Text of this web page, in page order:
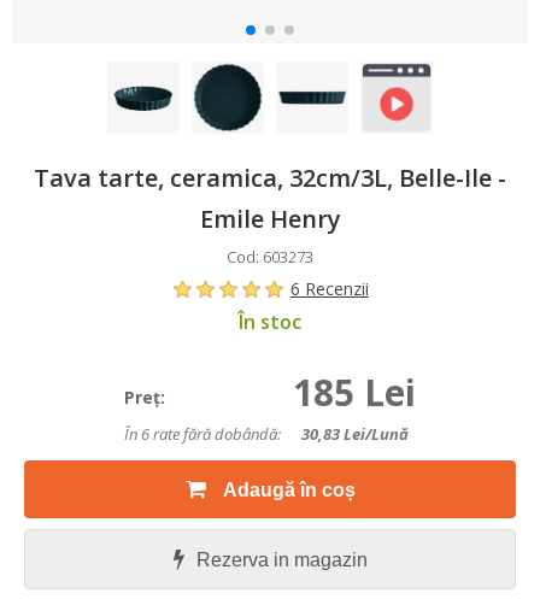
Tava tarte, ceramica, 32cm/3L, Belle-Ile -
Emile Henry
Cod: 603273
6 Recenzii
În stoc
Preţ: 185 Lei
În 6 rate fără dobândă: 30,83Lei/lună
Adaugă în coș
Rezerva in magazin